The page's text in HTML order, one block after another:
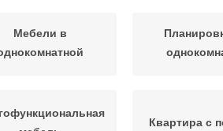
Мебели в
Квартира с